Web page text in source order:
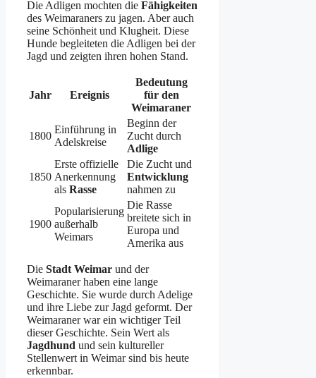
Die Adligen mochten die Fähigkeiten
des Weimaraners zu jagen. Aber auch
seine Schönheit und Klugheit. Diese
Hunde begleiteten die Adligen bei der
Jagd und zeigten ihren hohen Stand.
Jahr Ereignis
Bedeutung
für den
Weimaraner
1800
Einführung in
Adelskreise
Beginn der
Zucht durch
Adlige
1850
Erste offizielle
Anerkennung
als Rasse
Die Zucht und
Entwicklung
nahmen zu
1900
Popularisierung
außerhalb
Weimars
Die Rasse
breitete sich in
Europa und
Amerika aus
Die Stadt Weimar und der
Weimaraner haben eine lange
Geschichte. Sie wurde durch Adelige
und ihre Liebe zur Jagd geformt. Der
Weimaraner war ein wichtiger Teil
dieser Geschichte. Sein Wert als
Jagdhund und sein kultureller
Stellenwert in Weimar sind bis heute
erkennbar.